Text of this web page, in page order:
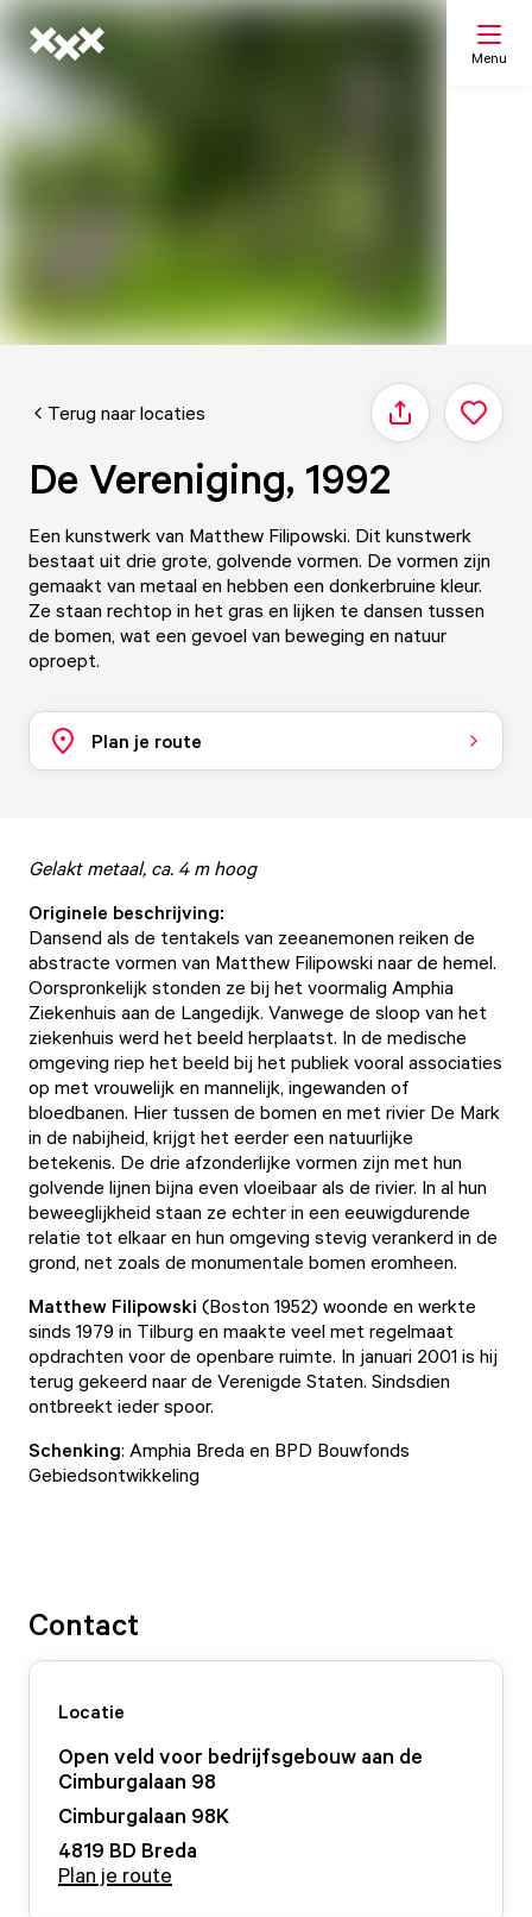
Menu
Terug naar locaties Delen
De Vereniging, 1992
Een kunstwerk van Matthew Filipowski. Dit kunstwerk
bestaat uit drie grote, golvende vormen. De vormen zijn
gemaakt van metaal en hebben een donkerbruine kleur.
Ze staan rechtop in het gras en lijken te dansen tussen
de bomen, wat een gevoel van beweging en natuur
oproept.
Plan je route
Gelakt metaal, ca. 4 m hoog
Originele beschrijving:
Dansend als de tentakels van zeeanemonen reiken de
abstracte vormen van Matthew Filipowski naar de hemel.
Oorspronkelijk stonden ze bij het voormalig Amphia
Ziekenhuis aan de Langedijk. Vanwege de sloop van het
ziekenhuis werd het beeld herplaatst. In de medische
omgeving riep het beeld bij het publiek vooral associaties
op met vrouwelijk en mannelijk, ingewanden of
bloedbanen. Hier tussen de bomen en met rivier De Mark
in de nabijheid, krijgt het eerder een natuurlijke
betekenis. De drie afzonderlijke vormen zijn met hun
golvende lijnen bijna even vloeibaar als de rivier. In al hun
beweeglijkheid staan ze echter in een eeuwigdurende
relatie tot elkaar en hun omgeving stevig verankerd in de
grond, net zoals de monumentale bomen eromheen.
Matthew Filipowski (Boston 1952) woonde en werkte
sinds 1979 in Tilburg en maakte veel met regelmaat
opdrachten voor de openbare ruimte. In januari 2001 is hij
terug gekeerd naar de Verenigde Staten. Sindsdien
ontbreekt ieder spoor.
Schenking: Amphia Breda en BPD Bouwfonds
Gebiedsontwikkeling
Contact
Locatie
Open veld voor bedrijfsgebouw aan de
Cimburgalaan 98
Cimburgalaan 98K
4819 BD Breda
Plan je route